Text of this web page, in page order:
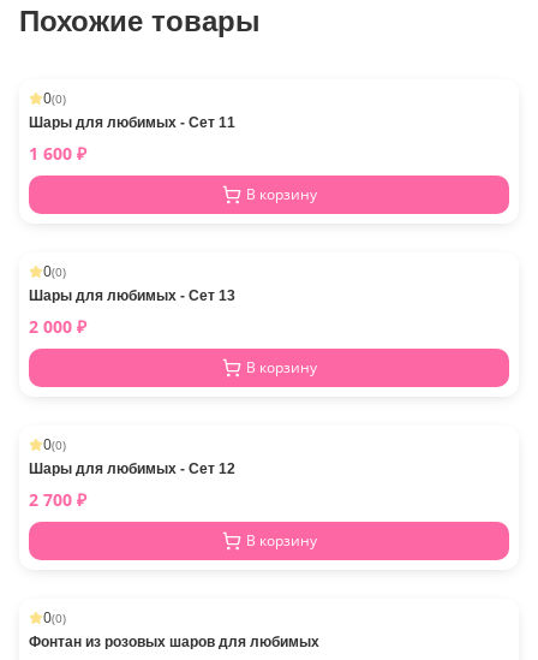
Похожие товары
0(0)
Шары для любимых - Сет 11
1 600 ₽
В корзину
0(0)
Шары для любимых - Сет 13
2 000 ₽
В корзину
0(0)
Шары для любимых - Сет 12
2 700 ₽
В корзину
0(0)
Фонтан из розовых шаров для любимых